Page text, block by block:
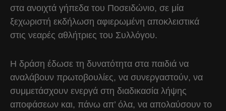
στα ανοιχτά γήπεδα του Ποσειδώνιο, σε μία
ξεχωριστή εκδήλωση αφιερωμένη αποκλειστικά
στις νεαρές αθλήτριες του Συλλόγου.
Η δράση έδωσε τη δυνατότητα στα παιδιά να
αναλάβουν πρωτοβουλίες, να συνεργαστούν, να
συμμετάσχουν ενεργά στη διαδικασία λήψης
αποφάσεων και, πάνω απ’ όλα, να απολαύσουν το